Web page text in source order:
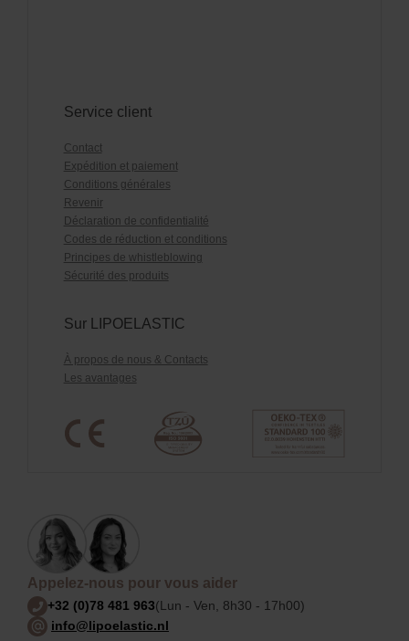
Service client
Contact
Expédition et paiement
Conditions générales
Revenir
Déclaration de confidentialité
Codes de réduction et conditions
Principes de whistleblowing
Sécurité des produits
Sur LIPOELASTIC
À propos de nous & Contacts
Les avantages
Appelez-nous pour vous aider
+32 (0)78 481 963(Lun - Ven, 8h30 - 17h00)
info@lipoelastic.nl